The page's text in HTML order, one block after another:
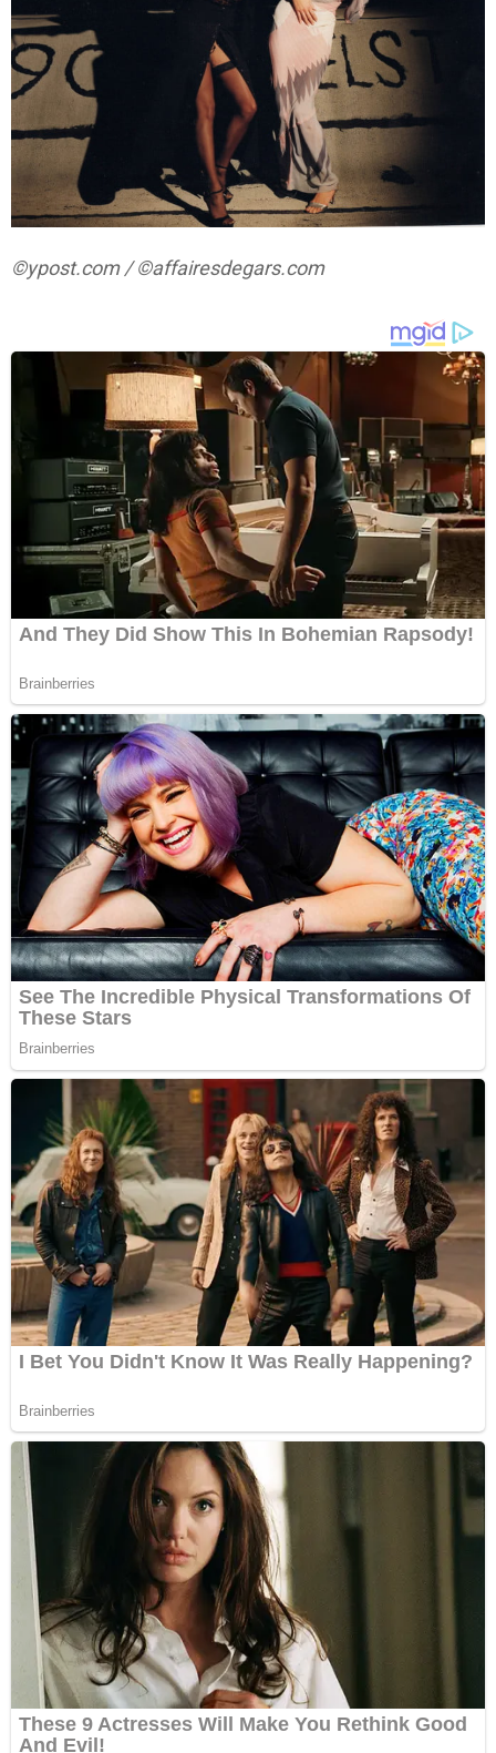
©ypost.com / ©affairesdegars.com